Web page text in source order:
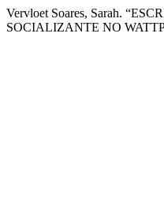
Vervloet Soares, Sarah.
SOCIALIZANTE NO